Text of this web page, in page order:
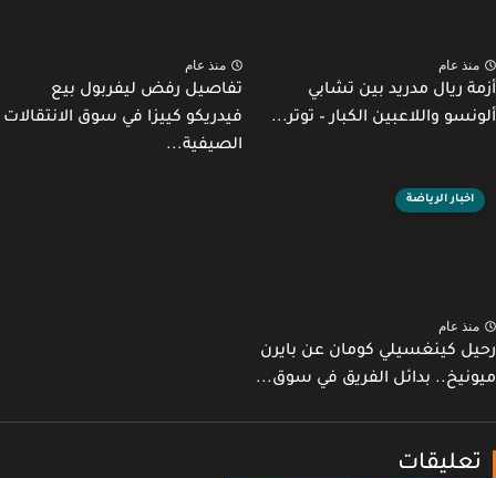
عام
ريال مدريد بين تشابي
واللاعبين الكبار – توتر...
منذ عام
تفاصيل رفض ليفربول بيع
فيدريكو كييزا في سوق الانتقالات
الصيفية...
اخبار الرياضة
عام
كينغسيلي كومان عن بايرن
بدائل الفريق في سوق...